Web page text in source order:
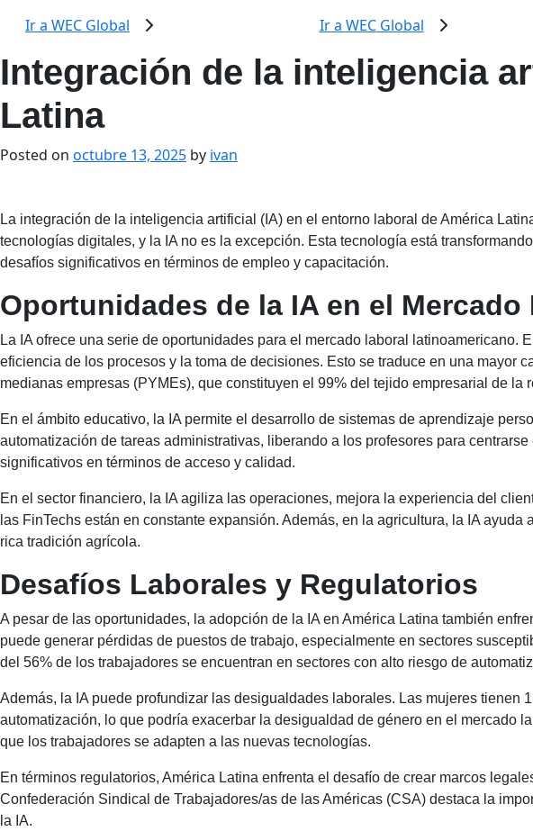
Ir a WEC Global Ir a WEC Global
Skip
to
content
Integración de la inteligencia
Latina
Posted on octubre 13, 2025 by ivan
La integración de la inteligencia artificial (IA) en el entorno laboral de América
tecnologías digitales, y la IA no es la excepción. Esta tecnología está
desafíos significativos en términos de empleo y capacitación.
Oportunidades de la IA en el
La IA ofrece una serie de oportunidades para el mercado laboral
eficiencia de los procesos y la toma de decisiones. Esto se traduce en una
medianas empresas (PYMEs), que constituyen el 99% del tejido empresarial de la
En el ámbito educativo, la IA permite el desarrollo de sistemas de aprendizaje
automatización de tareas administrativas, liberando a los profesores para
significativos en términos de acceso y calidad.
En el sector financiero, la IA agiliza las operaciones, mejora la experiencia del
las FinTechs están en constante expansión. Además, en la agricultura, la IA
rica tradición agrícola.
Desafíos Laborales y Regulatorios
A pesar de las oportunidades, la adopción de la IA en América Latina también
puede generar pérdidas de puestos de trabajo, especialmente en sectores
del 56% de los trabajadores se encuentran en sectores con alto riesgo de
Además, la IA puede profundizar las desigualdades laborales. Las mujeres
automatización, lo que podría exacerbar la desigualdad de género en el mercado
que los trabajadores se adapten a las nuevas tecnologías.
En términos regulatorios, América Latina enfrenta el desafío de crear marcos
Confederación Sindical de Trabajadores/as de las Américas (CSA) destaca la
la IA.